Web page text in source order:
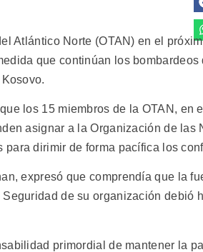
Atlántico Norte (OTAN) en el
que continúan los
los 15 miembros de la OTAN, en
asignar a la Organización de las
dirimir de forma pacífica los
expresó que comprendía que la
de su organización debió
primordial de mantener la